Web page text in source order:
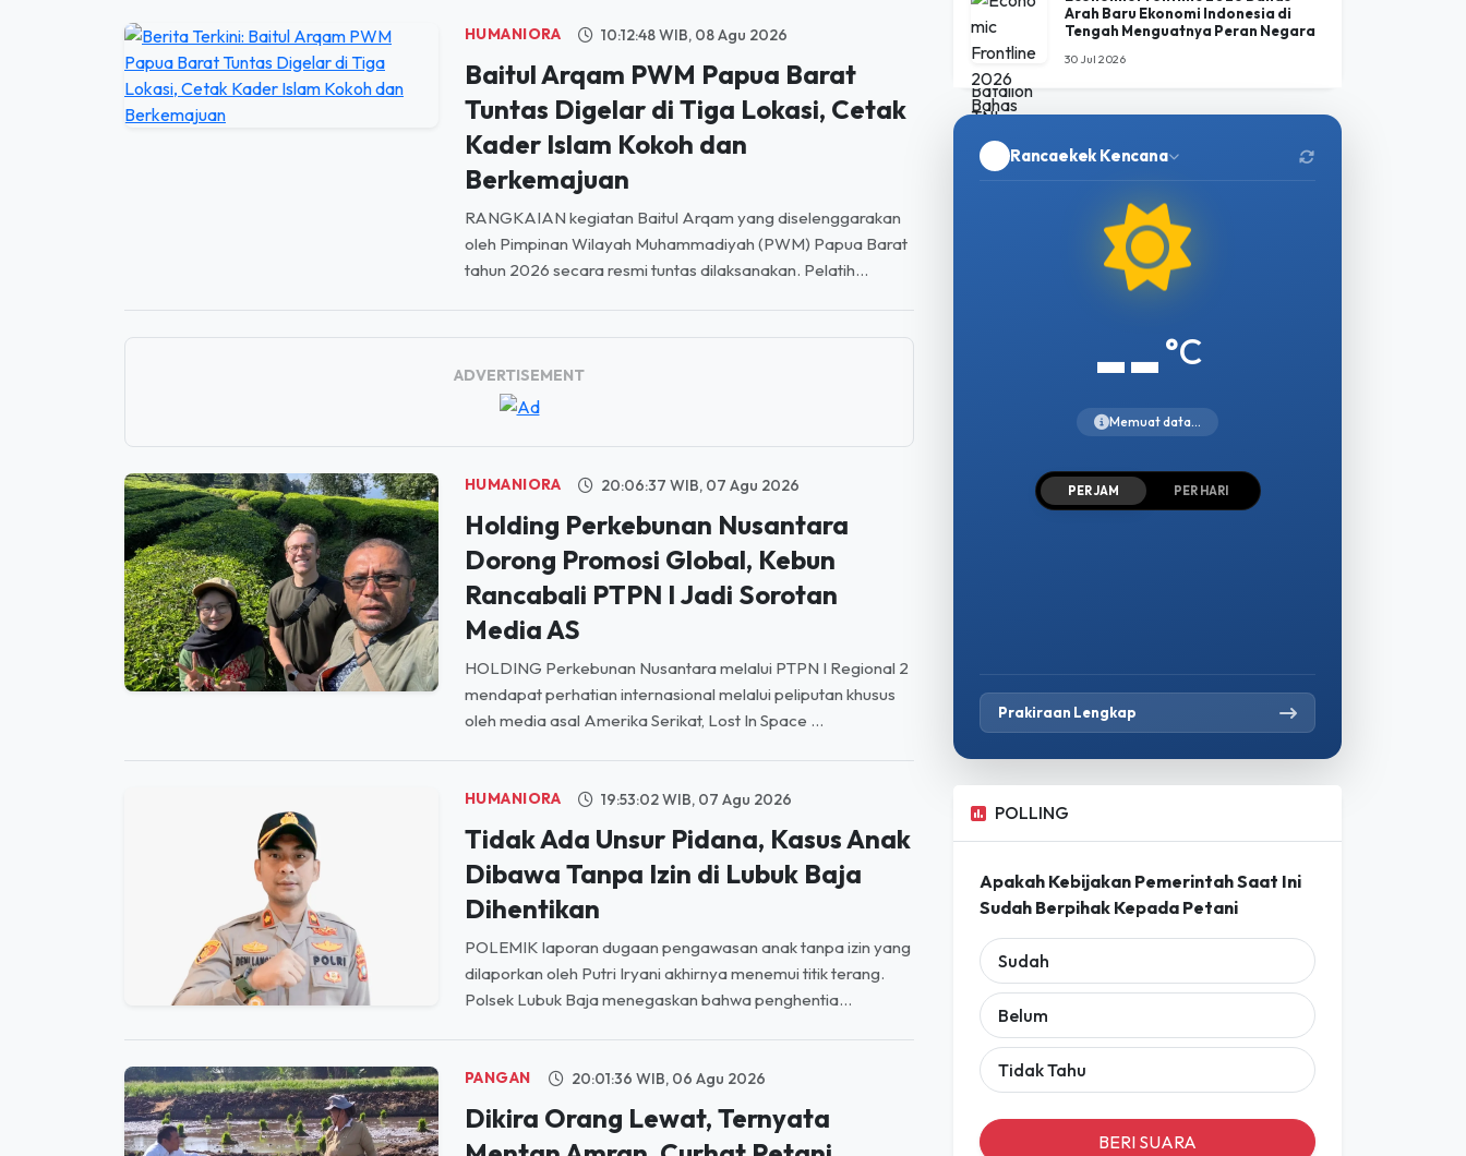
Baitul Arqam PWM Papua Barat
Tuntas Digelar di Tiga Lokasi, Cetak
Kader Islam Kokoh dan
Berkemajuan
RANGKAIAN kegiatan Baitul Arqam yang diselenggarakan
oleh Pimpinan Wilayah Muhammadiyah (PWM) Papua Barat
tahun 2026 secara resmi tuntas dilaksanakan. Pelatih...
Holding Perkebunan Nusantara
Dorong Promosi Global, Kebun
Rancabali PTPN I Jadi Sorotan
Media AS
HOLDING Perkebunan Nusantara melalui PTPN I Regional 2
mendapat perhatian internasional melalui peliputan khusus
oleh media asal Amerika Serikat, Lost In Space ...
Tidak Ada Unsur Pidana, Kasus Anak
Dibawa Tanpa Izin di Lubuk Baja
Dihentikan
POLEMIK laporan dugaan pengawasan anak tanpa izin yang
dilaporkan oleh Putri Iryani akhirnya menemui titik terang.
Polsek Lubuk Baja menegaskan bahwa penghentia...
Dikira Orang Lewat, Ternyata
Mentan Amran, Curhat Petani
Semarang Berbuah Traktor
30 Jul 2026
Rancaekek Kencana
--°C
Memuat data...
PER HARI
POLLING
Sudah
Belum
Tidak Tahu
BERI SUARA
Lihat Hasil